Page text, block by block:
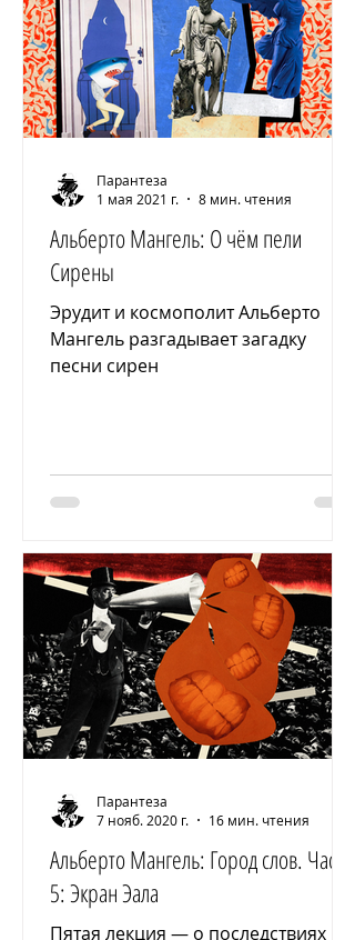
Альберто Мангель: О чём пели
Сирены
Эрудит и космополит Альберто
Мангель разгадывает загадку
песни сирен
Парантеза
1 мая 2021 г.
8 мин. чтения
Альберто Мангель: Город слов. Часть
5: Экран Эала
Пятая лекция — о последствиях
Парантеза
7 нояб. 2020 г.
16 мин. чтения